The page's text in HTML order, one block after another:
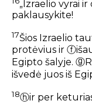
„Izraelio vyrai
paklausykite!
17Šios Izraelio
protėvius ir ⓕ
Egipto šalyje. ⓖ
išvedė juos iš
18ⓗir per